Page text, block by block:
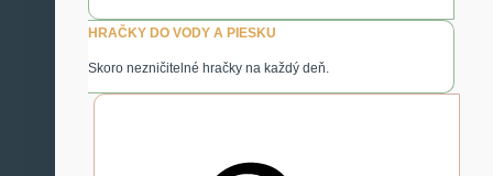
HRAČKY DO VODY A PIESKU
Skoro nezničitelné hračky na každý deň.